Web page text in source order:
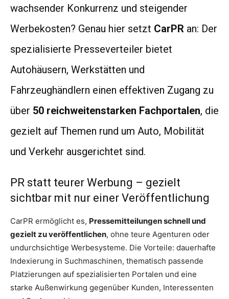
wachsender Konkurrenz und steigender
Werbekosten? Genau hier setzt CarPR an: Der
spezialisierte Presseverteiler bietet
Autohäusern, Werkstätten und
Fahrzeughändlern einen effektiven Zugang zu
über 50 reichweitenstarken Fachportalen, die
gezielt auf Themen rund um Auto, Mobilität
und Verkehr ausgerichtet sind.
PR statt teurer Werbung – gezielt
sichtbar mit nur einer Veröffentlichung
CarPR ermöglicht es, Pressemitteilungen schnell und
gezielt zu veröffentlichen, ohne teure Agenturen oder
undurchsichtige Werbesysteme. Die Vorteile: dauerhafte
Indexierung in Suchmaschinen, thematisch passende
Platzierungen auf spezialisierten Portalen und eine
starke Außenwirkung gegenüber Kunden, Interessenten